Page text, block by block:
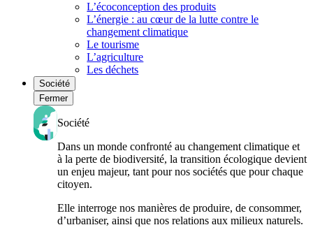
L’écoconception des produits
L’énergie : au cœur de la lutte contre le
changement climatique
Le tourisme
L’agriculture
Les déchets
Société
Fermer
Société
Dans un monde confronté au changement climatique et
à la perte de biodiversité, la transition écologique devient
un enjeu majeur, tant pour nos sociétés que pour chaque
citoyen.
Elle interroge nos manières de produire, de consommer,
d’urbaniser, ainsi que nos relations aux milieux naturels.